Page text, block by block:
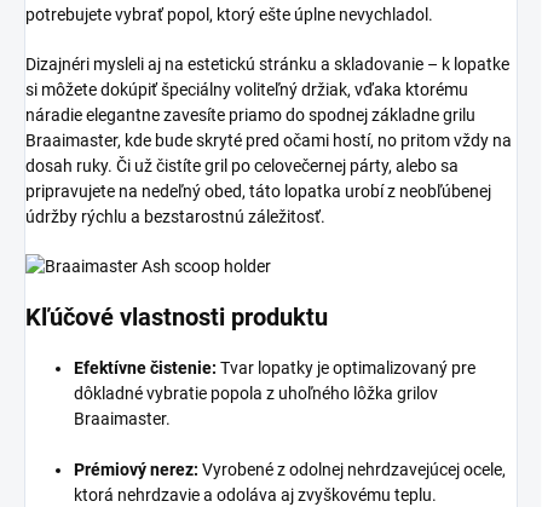
potrebujete vybrať popol, ktorý ešte úplne nevychladol.
Dizajnéri mysleli aj na estetickú stránku a skladovanie – k lopatke
si môžete dokúpiť špeciálny voliteľný držiak, vďaka ktorému
náradie elegantne zavesíte priamo do spodnej základne grilu
Braaimaster, kde bude skryté pred očami hostí, no pritom vždy na
dosah ruky. Či už čistíte gril po celovečernej párty, alebo sa
pripravujete na nedeľný obed, táto lopatka urobí z neobľúbenej
údržby rýchlu a bezstarostnú záležitosť.
Kľúčové vlastnosti produktu
Efektívne čistenie: Tvar lopatky je optimalizovaný pre
dôkladné vybratie popola z uhoľného lôžka grilov
Braaimaster.
Prémiový nerez: Vyrobené z odolnej nehrdzavejúcej ocele,
ktorá nehrdzavie a odoláva aj zvyškovému teplu.